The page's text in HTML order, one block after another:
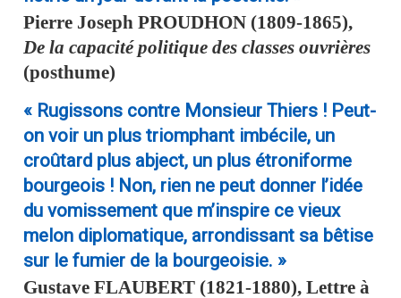
Pierre JosephPROUDHON (1809-1865),
De la capacité politique des classes ouvrières
(posthume)
« Rugissons contre Monsieur Thiers ! Peut-
on voir un plus triomphant imbécile, un
croûtard plus abject, un plus étroniforme
bourgeois ! Non, rien ne peut donner l’idée
du vomissement que m’inspire ce vieux
melon diplomatique, arrondissant sa bêtise
sur le fumier de la bourgeoisie. »
GustaveFLAUBERT (1821-1880), Lettre à